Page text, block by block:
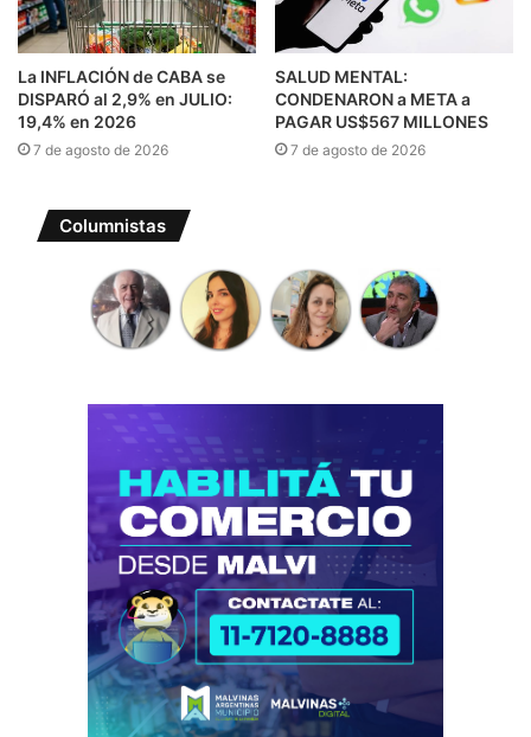
La INFLACIÓN de CABA se
DISPARÓ al 2,9% en JULIO:
19,4% en 2026
7 de agosto de 2026
SALUD MENTAL:
CONDENARON a META a
PAGAR US$567 MILLONES
7 de agosto de 2026
Columnistas